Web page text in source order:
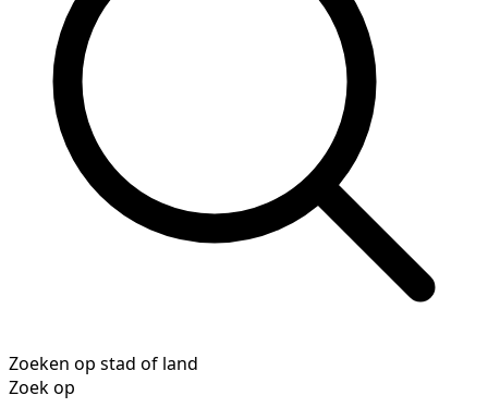
Zoeken op stad of land
Zoek op